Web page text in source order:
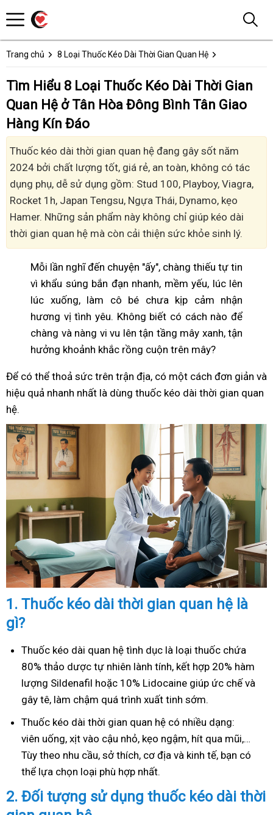
Trang chủ 8 Loại Thuốc Kéo Dài Thời Gian Quan Hệ
Tìm Hiểu 8 Loại Thuốc Kéo Dài Thời Gian
Quan Hệ ở Tân Hòa Đông Bình Tân Giao
Hàng Kín Đáo
Thuốc kéo dài thời gian quan hệ đang gây sốt năm
2024 bởi chất lượng tốt, giá rẻ, an toàn, không có tác
dụng phụ, dễ sử dụng gồm: Stud 100, Playboy, Viagra,
Rocket 1h, Japan Tengsu, Ngựa Thái, Dynamo, kẹo
Hamer. Những sản phẩm này không chỉ giúp kéo dài
thời gian quan hệ mà còn cải thiện sức khỏe sinh lý.
Mỗi lần nghĩ đến chuyện "ấy", chàng thiếu tự tin
vì khẩu súng bắn đạn nhanh, mềm yếu, lúc lên
lúc xuống, làm cô bé chưa kịp cảm nhận
hương vị tình yêu. Không biết có cách nào để
chàng và nàng vi vu lên tận tầng mây xanh, tận
hưởng khoảnh khắc rồng cuộn trên mây?
Để có thể thoả sức trên trận địa, có một cách đơn giản và
hiệu quả nhanh nhất là dùng thuốc kéo dài thời gian quan
hệ.
1. Thuốc kéo dài thời gian quan hệ là
gì?
Thuốc kéo dài quan hệ tình dục là loại thuốc chứa
80% thảo dược tự nhiên lành tính, kết hợp 20% hàm
lượng Sildenafil hoặc 10% Lidocaine giúp ức chế và
gây tê, làm chậm quá trình xuất tinh sớm.
Thuốc kéo dài thời gian quan hệ có nhiều dạng:
viên uống, xịt vào cậu nhỏ, kẹo ngậm, hít qua mũi,…
Tùy theo nhu cầu, sở thích, cơ địa và kinh tế, bạn có
thể lựa chọn loại phù hợp nhất.
2. Đối tượng sử dụng thuốc kéo dài thời